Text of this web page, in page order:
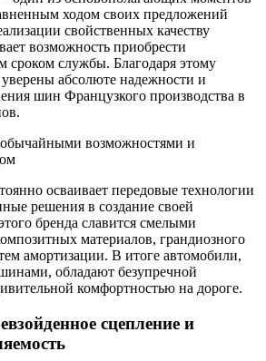
ходом своих предложений
свойственных качеству
возможность приобрести
службы. Благодаря этому
абсолюте надежности и
шин Французкого производства в
возможностями и
осваивает передовые технологии
решения в создание своей
бренда славится смелыми
материалов, грандиозного
амортизации. В итоге автомобили,
обладают безупречной
комфортностью на дороге.
сцепление и